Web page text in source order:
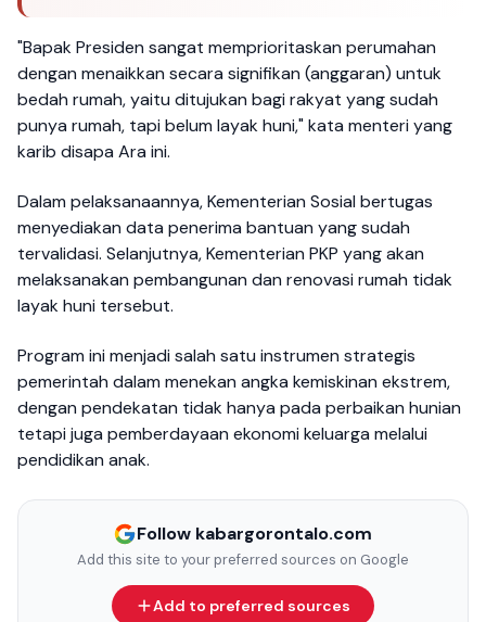
"Bapak Presiden sangat memprioritaskan perumahan
dengan menaikkan secara signifikan (anggaran) untuk
bedah rumah, yaitu ditujukan bagi rakyat yang sudah
punya rumah, tapi belum layak huni," kata menteri yang
karib disapa Ara ini.
Dalam pelaksanaannya, Kementerian Sosial bertugas
menyediakan data penerima bantuan yang sudah
tervalidasi. Selanjutnya, Kementerian PKP yang akan
melaksanakan pembangunan dan renovasi rumah tidak
layak huni tersebut.
Program ini menjadi salah satu instrumen strategis
pemerintah dalam menekan angka kemiskinan ekstrem,
dengan pendekatan tidak hanya pada perbaikan hunian
tetapi juga pemberdayaan ekonomi keluarga melalui
pendidikan anak.
Follow kabargorontalo.com
Add this site to your preferred sources on Google
Add to preferred sources